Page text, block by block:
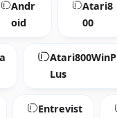
Andr
oid
Atari8
00
Atari800WinP
Lus
Entrevist